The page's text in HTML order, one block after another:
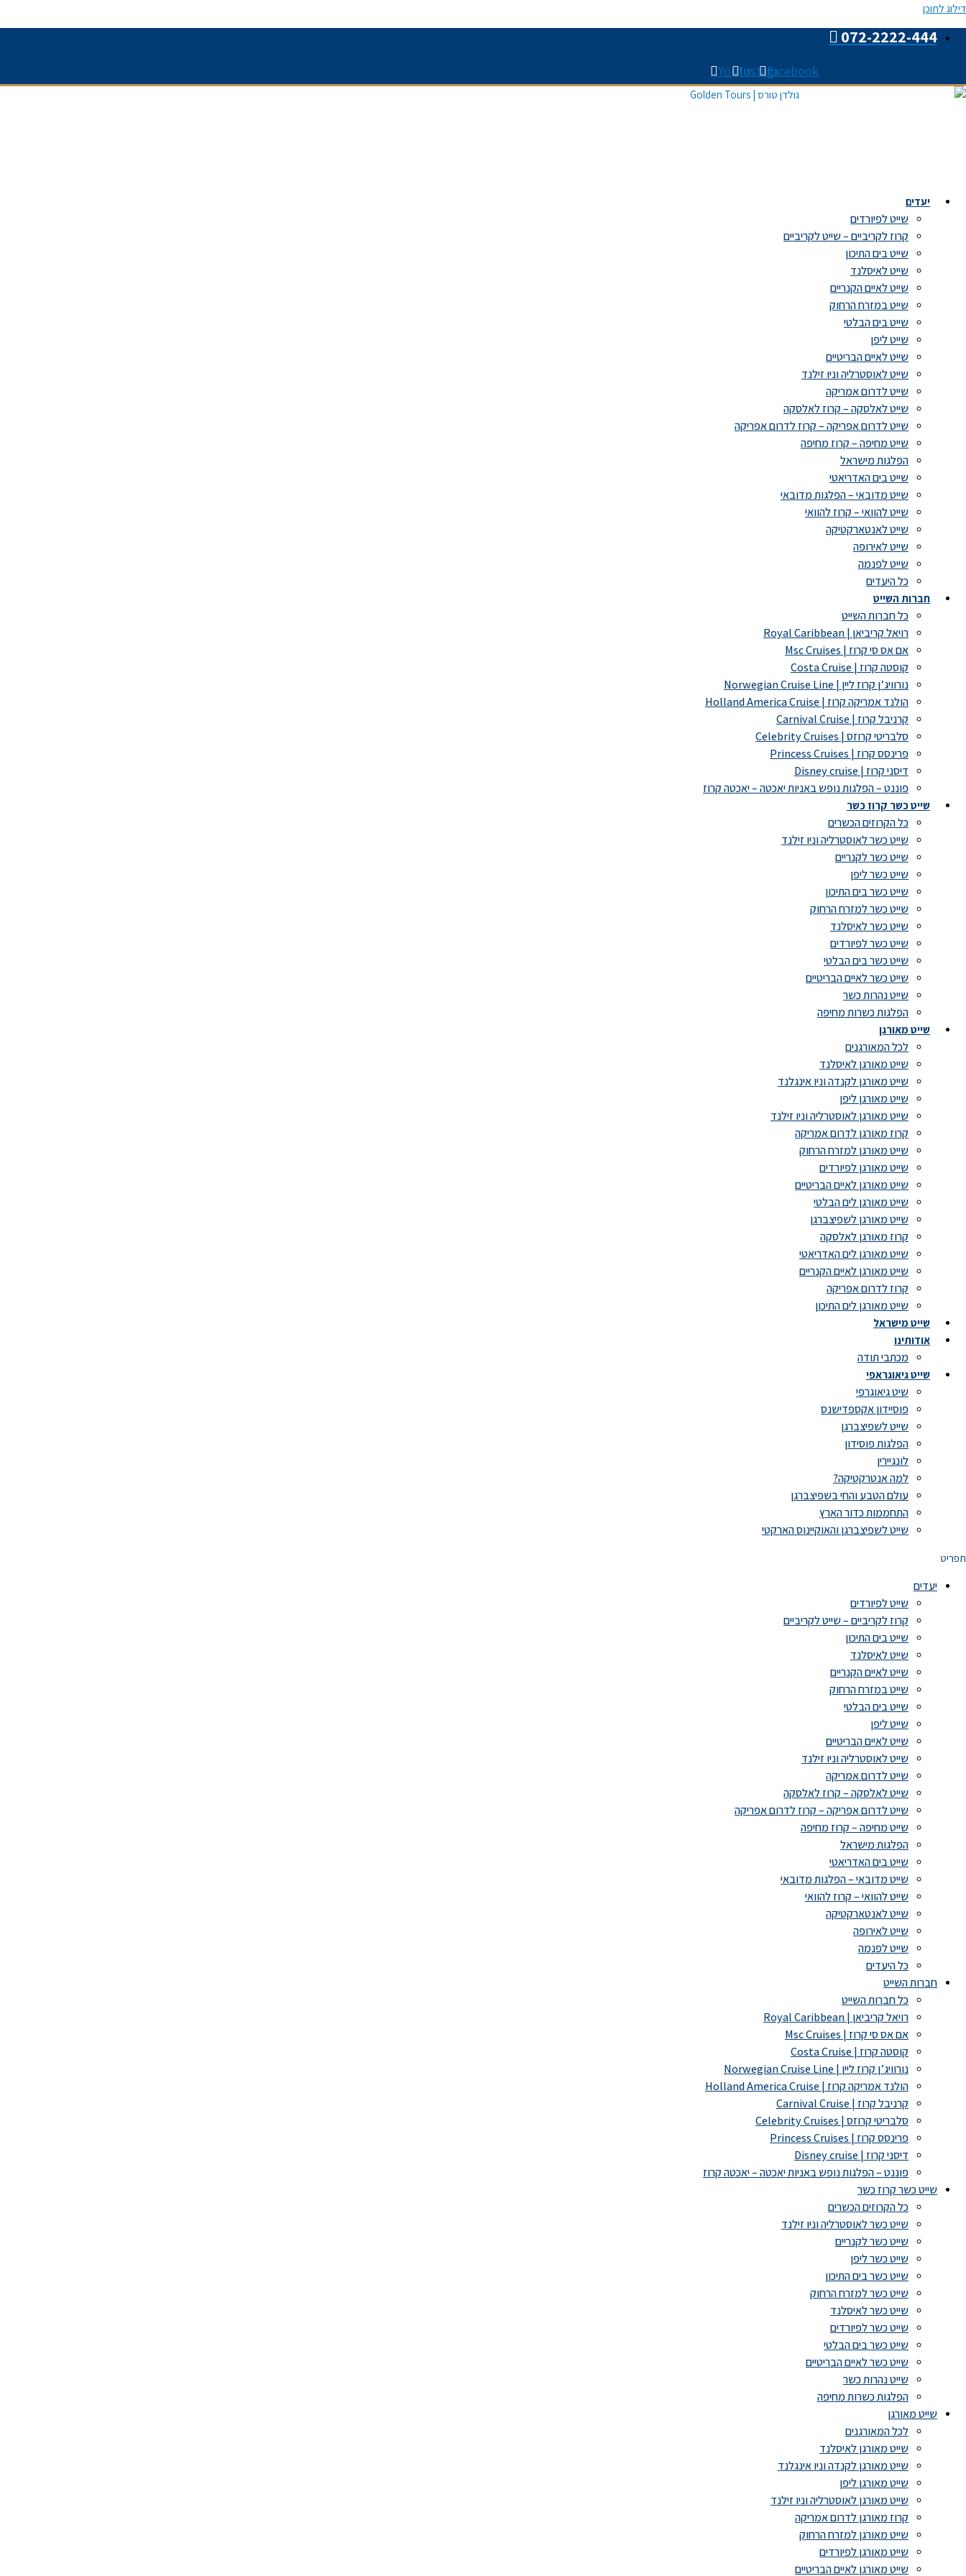
דילוג לתוכן
072-2222-444
Facebook
Instagram
Youtube
יעדים
שייט לפיורדים
קרוז לקריביים – שייט לקריביים
שייט בים התיכון
שייט לאיסלנד
שייט לאיים הקנריים
שייט במזרח הרחוק
שייט בים הבלטי
שייט ליפן
שייט לאיים הבריטיים
שייט לאוסטרליה וניו זילנד
שייט לדרום אמריקה
שייט לאלסקה – קרוז לאלסקה
שייט לדרום אפריקה – קרוז לדרום אפריקה
שייט מחיפה – קרוז מחיפה
הפלגות מישראל
שייט בים האדריאטי
שייט מדובאי – הפלגות מדובאי
שייט להוואי – קרוז להוואי
שייט לאנטארקטיקה
שייט לאירופה
שייט לפנמה
כל היעדים
חברות השייט
כל חברות השייט
רויאל קריביאן | Royal Caribbean
אם אס סי קרוז | Msc Cruises
קוסטה קרוז | Costa Cruise
נורוויג’ן קרוז ליין | Norwegian Cruise Line
הולנד אמריקה קרוז | Holland America Cruise
קרניבל קרוז | Carnival Cruise
סלבריטי קרוזס | Celebrity Cruises
פרינסס קרוז | Princess Cruises
דיסני קרוז | Disney cruise
פוננט – הפלגות נופש באניות יאכטה – יאכטה קרוז
שייט כשר קרוז כשר
כל הקרוזים הכשרים
שייט כשר לאוסטרליה וניו זילנד
שייט כשר לקנריים
שייט כשר ליפן
שייט כשר בים התיכון
שייט כשר למזרח הרחוק
שייט כשר לאיסלנד
שייט כשר לפיורדים
שייט כשר בים הבלטי
שייט כשר לאיים הבריטיים
שייט נהרות כשר
הפלגות כשרות מחיפה
שייט מאורגן
לכל המאורגנים
שייט מאורגן לאיסלנד
שייט מאורגן לקנדה וניו אינגלנד
שייט מאורגן ליפן
שייט מאורגן לאוסטרליה וניו זילנד
קרוז מאורגן לדרום אמריקה
שייט מאורגן למזרח הרחוק
שייט מאורגן לפיורדים
שייט מאורגן לאיים הבריטיים
שייט מאורגן לים הבלטי
שייט מאורגן לשפיצברגן
קרוז מאורגן לאלסקה
שייט מאורגן לים האדריאטי
שייט מאורגן לאיים הקנריים
קרוז לדרום אפריקה
שייט מאורגן לים התיכון
שייט מישראל
אודותינו
מכתבי תודה
שייט גיאוגראפי
שיט גיאוגרפי
פוסיידון אקספדישנס
שייט לשפיצברגן
הפלגות פוסידון
לונגיירין
למה אנטרקטיקה?
עולם הטבע והחי בשפיצברגן
התחממות כדור הארץ
שייט לשפיצברגן והאוקיינוס הארקטי
תפריט
יעדים
שייט לפיורדים
קרוז לקריביים – שייט לקריביים
שייט בים התיכון
שייט לאיסלנד
שייט לאיים הקנריים
שייט במזרח הרחוק
שייט בים הבלטי
שייט ליפן
שייט לאיים הבריטיים
שייט לאוסטרליה וניו זילנד
שייט לדרום אמריקה
שייט לאלסקה – קרוז לאלסקה
שייט לדרום אפריקה – קרוז לדרום אפריקה
שייט מחיפה – קרוז מחיפה
הפלגות מישראל
שייט בים האדריאטי
שייט מדובאי – הפלגות מדובאי
שייט להוואי – קרוז להוואי
שייט לאנטארקטיקה
שייט לאירופה
שייט לפנמה
כל היעדים
חברות השייט
כל חברות השייט
רויאל קריביאן | Royal Caribbean
אם אס סי קרוז | Msc Cruises
קוסטה קרוז | Costa Cruise
נורוויג’ן קרוז ליין | Norwegian Cruise Line
הולנד אמריקה קרוז | Holland America Cruise
קרניבל קרוז | Carnival Cruise
סלבריטי קרוזס | Celebrity Cruises
פרינסס קרוז | Princess Cruises
דיסני קרוז | Disney cruise
פוננט – הפלגות נופש באניות יאכטה – יאכטה קרוז
שייט כשר קרוז כשר
כל הקרוזים הכשרים
שייט כשר לאוסטרליה וניו זילנד
שייט כשר לקנריים
שייט כשר ליפן
שייט כשר בים התיכון
שייט כשר למזרח הרחוק
שייט כשר לאיסלנד
שייט כשר לפיורדים
שייט כשר בים הבלטי
שייט כשר לאיים הבריטיים
שייט נהרות כשר
הפלגות כשרות מחיפה
שייט מאורגן
לכל המאורגנים
שייט מאורגן לאיסלנד
שייט מאורגן לקנדה וניו אינגלנד
שייט מאורגן ליפן
שייט מאורגן לאוסטרליה וניו זילנד
קרוז מאורגן לדרום אמריקה
שייט מאורגן למזרח הרחוק
שייט מאורגן לפיורדים
שייט מאורגן לאיים הבריטיים